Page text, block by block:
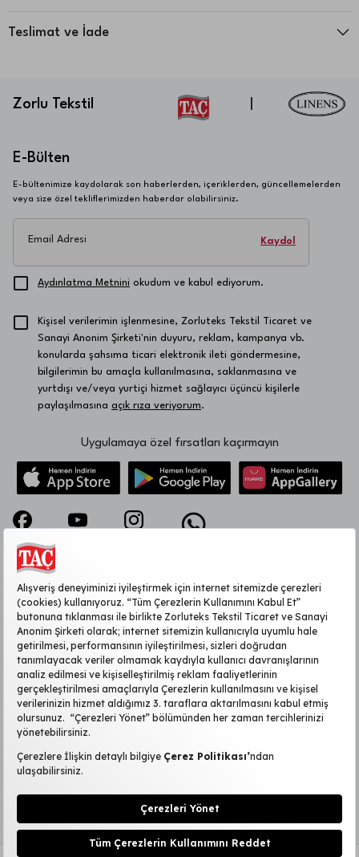
Teslimat ve İade
Zorlu Tekstil
E-Bülten
E-bültenimize kaydolarak son haberlerden, içeriklerden, güncellemelerden
veya size özel tekliflerimizden haberdar olabilirsiniz.
Email Adresi Kaydol
Aydınlatma Metnini okudum ve kabul ediyorum.
Kişisel verilerimin işlenmesine, Zorluteks Tekstil Ticaret ve
Sanayi Anonim Şirketi'nin duyuru, reklam, kampanya vb.
konularda şahsıma ticari elektronik ileti göndermesine,
bilgilerimin bu amaçla kullanılmasına, saklanmasına ve
yurtdışı ve/veya yurtiçi hizmet sağlayıcı üçüncü kişilerle
paylaşılmasına açık rıza veriyorum.
Uygulamaya özel fırsatları kaçırmayın
KURUMSAL
MÜŞTERİ HİZMETLERİ
SİTE HAKKINDA
POPÜLER KATEGORİLER
2026 ©TAÇ
|